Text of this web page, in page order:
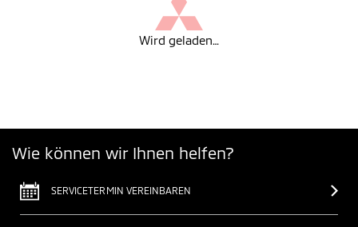
Wird geladen…
Wie können wir Ihnen helfen?
SERVICETERMIN VEREINBAREN